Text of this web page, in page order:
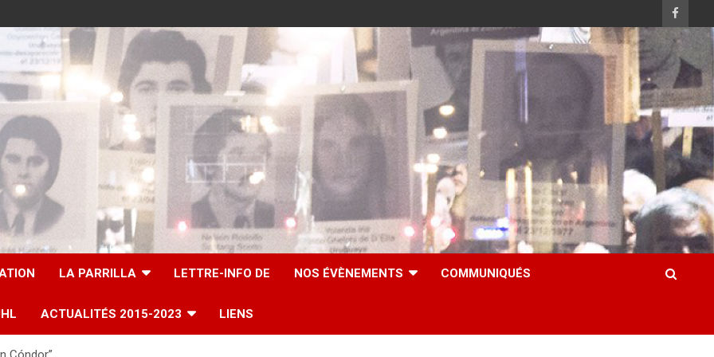
LA PARRILLA LETTRE-INFO DE NOS ÉVÈNEMENTS COMMUNIQUÉS
ACTUALITÉS 2015-2023 LIENS